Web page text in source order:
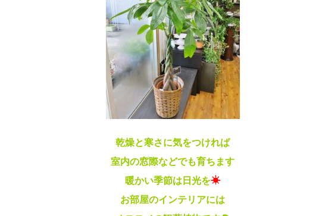
乾燥と寒さに気をつければ
室内の窓際などでも育ちます
暖かい季節は日光を☀
お部屋のインテリアには